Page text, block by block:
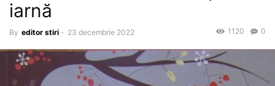
iarnă
By editor stiri - 23 decembrie 2022 0
1120